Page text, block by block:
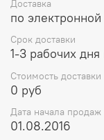
Доставка
по электронной
Срок доставки
1-3 рабочих
Стоимость доставки
0 руб
Дата начала продаж
01.08.2016